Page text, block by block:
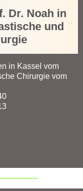
Dr. Noah in
und
in Kassel vom
Chirurgie vom